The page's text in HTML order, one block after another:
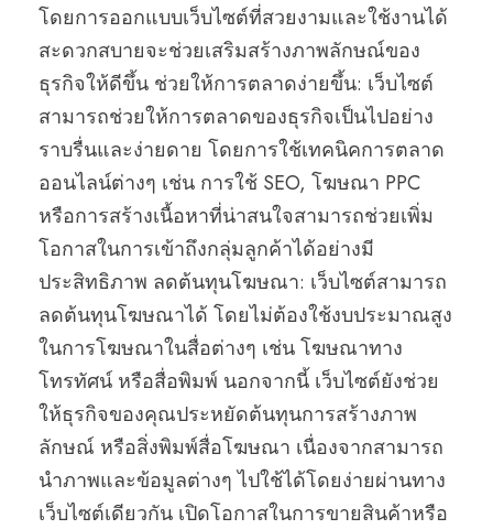
โดยการออกแบบเว็บไซต์ที่สวยงามและใช้งานได้
สะดวกสบายจะช่วยเสริมสร้างภาพลักษณ์ของ
ธุรกิจให้ดีขึ้น ช่วยให้การตลาดง่ายขึ้น: เว็บไซต์
สามารถช่วยให้การตลาดของธุรกิจเป็นไปอย่าง
ราบรื่นและง่ายดาย โดยการใช้เทคนิคการตลาด
ออนไลน์ต่างๆ เช่น การใช้ SEO, โฆษณา PPC
หรือการสร้างเนื้อหาที่น่าสนใจสามารถช่วยเพิ่ม
โอกาสในการเข้าถึงกลุ่มลูกค้าได้อย่างมี
ประสิทธิภาพ ลดต้นทุนโฆษณา: เว็บไซต์สามารถ
ลดต้นทุนโฆษณาได้ โดยไม่ต้องใช้งบประมาณสูง
ในการโฆษณาในสื่อต่างๆ เช่น โฆษณาทาง
โทรทัศน์ หรือสื่อพิมพ์ นอกจากนี้ เว็บไซต์ยังช่วย
ให้ธุรกิจของคุณประหยัดต้นทุนการสร้างภาพ
ลักษณ์ หรือสิ่งพิมพ์สื่อโฆษณา เนื่องจากสามารถ
นำภาพและข้อมูลต่างๆ ไปใช้ได้โดยง่ายผ่านทาง
เว็บไซต์เดียวกัน เปิดโอกาสในการขายสินค้าหรือ